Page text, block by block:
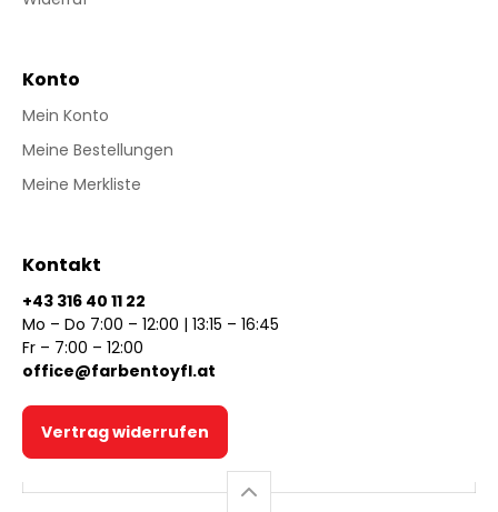
Konto
Mein Konto
Meine Bestellungen
Meine Merkliste
Kontakt
+43 316 40 11 22
Mo – Do 7:00 – 12:00 | 13:15 – 16:45
Fr – 7:00 – 12:00
office@farbentoyfl.at
Vertrag widerrufen